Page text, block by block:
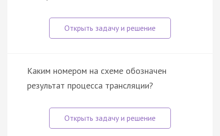
Каким номером на схеме обозначен
результат процесса трансляции?